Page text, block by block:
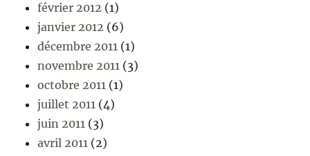
février 2012 (1)
janvier 2012 (6)
décembre 2011 (1)
novembre 2011 (3)
octobre 2011 (1)
juillet 2011 (4)
juin 2011 (3)
avril 2011 (2)